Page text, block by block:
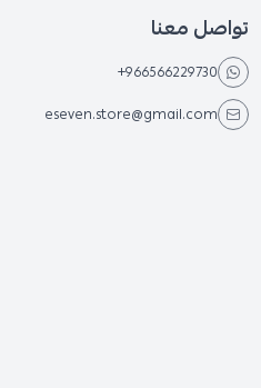
تواصل معنا
+966566229730
eseven.store@gmail.com